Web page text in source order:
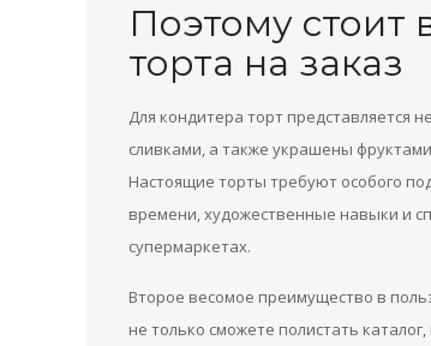
Поэтому стоит
торта на заказ
Для кондитера торт представляется
сливками, а также украшены
Настоящие торты требуют особого
времени, художественные навыки и
супермаркетах.
Второе весомое преимущество в
не только сможете полистать